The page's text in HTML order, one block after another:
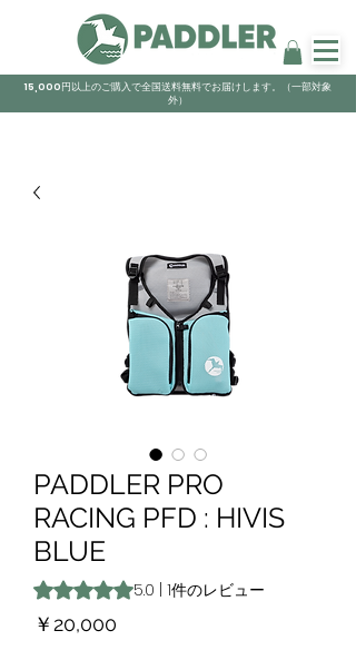
15,000円以上のご購入で全国送料無料でお届けします。（一部対象
外）
PADDLER PRO
RACING PFD : HIVIS
BLUE
評価は1件のレビューに基づき、5つ星中
5.0 | 1件のレビュー
￥20,000